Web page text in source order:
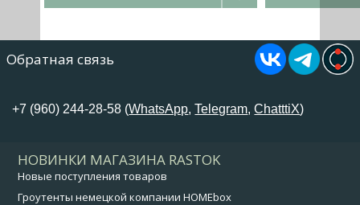
Обратная связь
+7 (960) 244-28-58 (WhatsApp,Telegram,ChatttiX)
НОВИНКИ МАГАЗИНА RASTOK
Новые поступления товаров
Гроутенты немецкой компании HOMEbox